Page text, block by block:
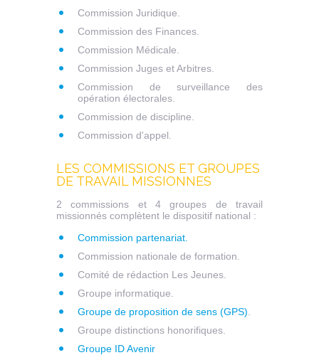
Commission Juridique.
Commission des Finances.
Commission Médicale.
Commission Juges et Arbitres.
Commission de surveillance des
opération électorales.
Commission de discipline.
Commission d'appel.
LES COMMISSIONS ET GROUPES
DE TRAVAIL MISSIONNES
2 commissions et 4 groupes de travail
missionnés complètent le dispositif national :
Commission partenariat.
Commission nationale de formation.
Comité de rédaction Les Jeunes.
Groupe informatique.
Groupe de proposition de sens (GPS).
Groupe distinctions honorifiques.
Groupe ID Avenir